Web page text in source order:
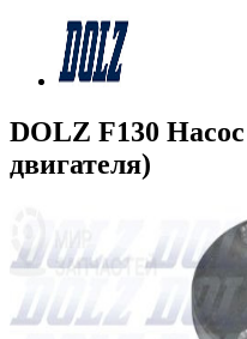
DOLZ F130
двигателя)